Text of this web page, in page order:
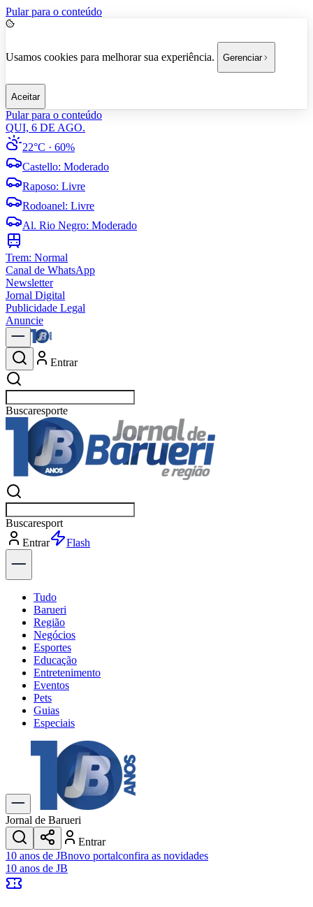
Pular para o conteúdo
Usamos cookies para melhorar sua experiência. Gerenciar
Aceitar
Pular para o conteúdo
QUI, 6 DE AGO.
22°C · 60%
Castello: Moderado
Raposo: Livre
Rodoanel: Livre
Al. Rio Negro: Moderado
Trem: Normal
Canal de WhatsApp
Newsletter
Jornal Digital
Publicidade Legal
Anuncie
Entrar
Buscarpolítica
Buscarpolítica
Entrar
Explorar
Tudo
Barueri
Região
Negócios
Esportes
Educação
Entretenimento
Eventos
Pets
Guias
Especiais
Explore Tudo
Últimas Notícias
Previsão do Tempo
Trânsito e Rotas
Dia a Dia & Lazer
Transportes
Gastronomia
Cinema & Shows
JogosNovo
Jornal de Barueri
Entrar
10 anos de JBnovo portalconfira as novidades
10 anos de JB